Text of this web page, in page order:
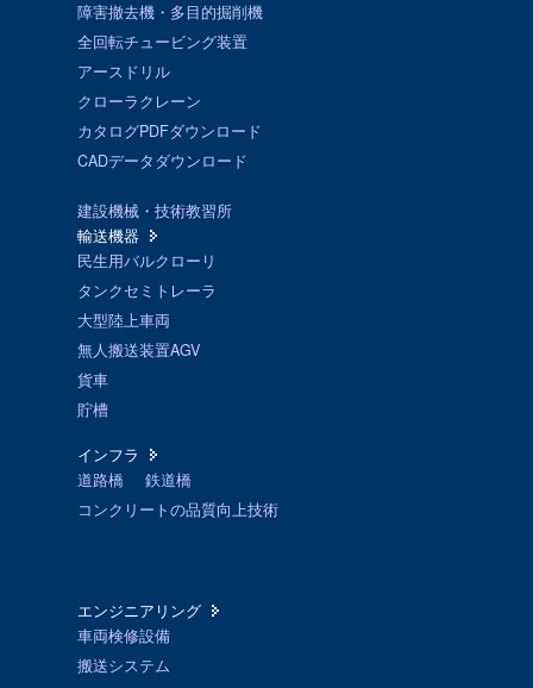
障害撤去機・多目的掘削機
全回転チュービング装置
アースドリル
クローラクレーン
カタログPDFダウンロード
CADデータダウンロード
建設機械・技術教習所
輸送機器
民生用バルクローリ
タンクセミトレーラ
大型陸上車両
無人搬送装置AGV
貨車
貯槽
インフラ
道路橋
鉄道橋
コンクリートの品質向上技術
エンジニアリング
車両検修設備
搬送システム